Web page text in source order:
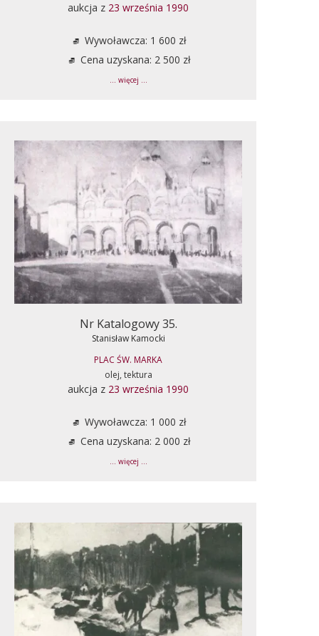
aukcja z 23 września 1990
Wywoławcza: 1 600 zł
Cena uzyskana: 2 500 zł
... więcej ...
Nr Katalogowy 35.
Stanisław Kamocki
PLAC ŚW. MARKA
olej, tektura
aukcja z 23 września 1990
Wywoławcza: 1 000 zł
Cena uzyskana: 2 000 zł
... więcej ...